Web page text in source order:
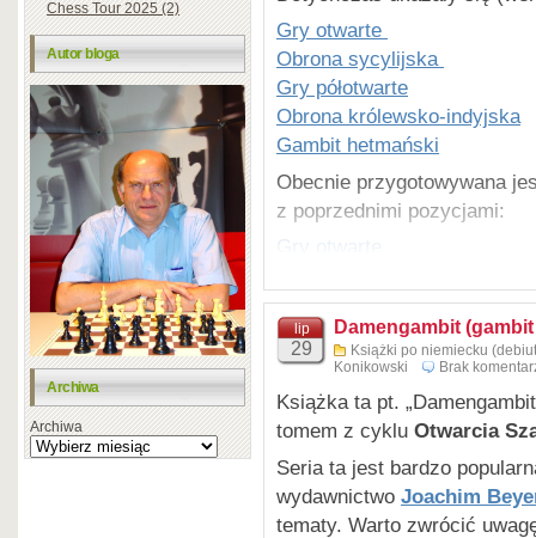
Chess Tour 2025 (2)
Autor bloga
Archiwa
Archiwa
Szósta książka serii
angielskiej. Z uwagi na
częściach. Właśnie przed
przedstawiliśmy gry po
tomach 2-3, które są w
Wersja angielskia.
Gry otwarte
Obrona sycylijska
Gry półotwarte
Obrona królewsko-indyjska
Gambit hetmański
Obecnie przygotowywana
z poprzednimi pozycjami:
Gry otwarte
Gry półotwarte
Obrona królewsko-indyjska
Gambit hetmański
lip
29
Damengambit
Książki po niemiecku
Konikowski
Brak
Książka ta pt.
tomem z cyklu Otwarcia
Seria ta jest bardzo
wydawnictwo Joachim
tematy. Warto zwrócić